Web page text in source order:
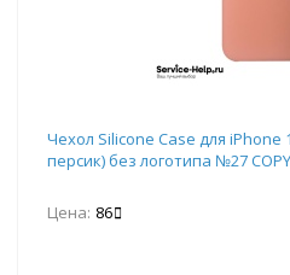
Чехол Silicone Case для iPhone
персик) без логотипа №27
Цена: 86